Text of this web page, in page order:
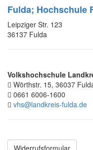
Fulda; Hochschule
Leipziger Str. 123
36137 Fulda
Volkshochschule
Wörthstr. 15, 36037
0661 6006-1600
vhs@landkreis-fulda.de
Widerrufsformular